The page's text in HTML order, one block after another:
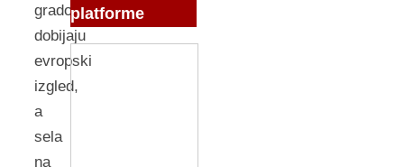
gradovi
dobijaju
evropski
izgled,
a
sela
na
platforme